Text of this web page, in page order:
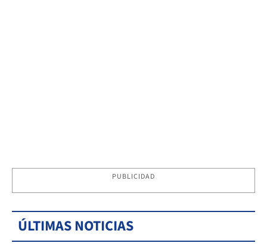
PUBLICIDAD
ÚLTIMAS NOTICIAS